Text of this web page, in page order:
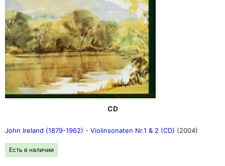
CD
John Ireland (1879-1962) - Violinsonaten Nr.1 & 2 (CD) (2004)
Есть в наличии